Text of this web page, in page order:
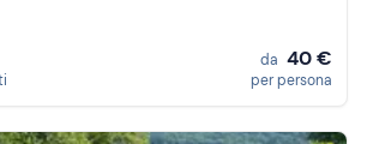
da 40 €
per persona